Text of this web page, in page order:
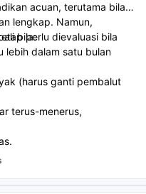
acuan, terutama bila
lengkap. Namun,
perlu dievaluasi bila
bila:
lebih dalam satu bulan
(harus ganti pembalut
terus-menerus,